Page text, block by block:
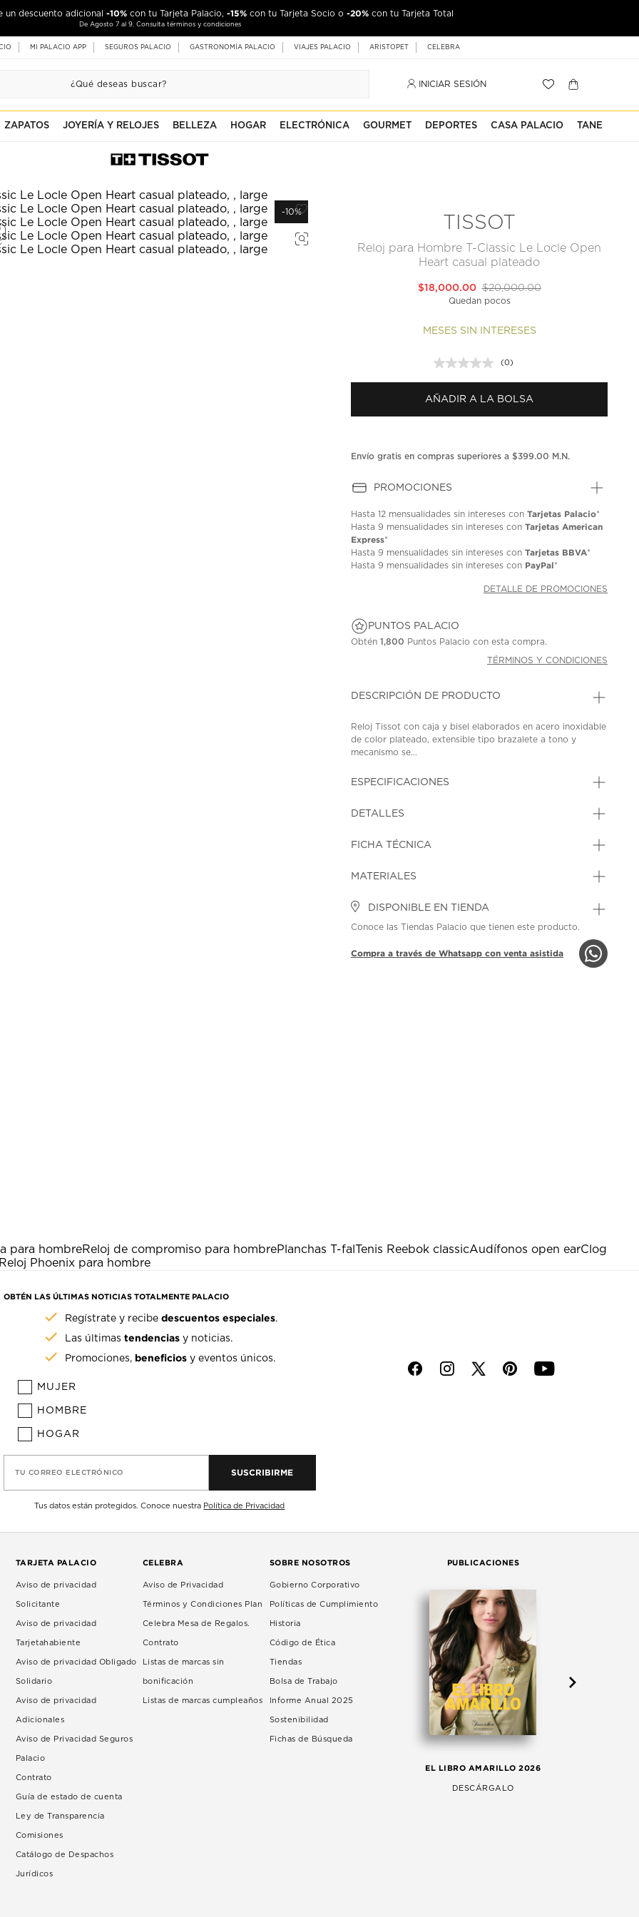
un descuento adicional -10% con tu Tarjeta Palacio, -15% con tu Tarjeta Socio o -20% con tu Tarjeta Total
De Agosto 7 al 9. Consulta términos y condiciones
MI PALACIO APP SEGUROS PALACIO GASTRONOMÍA PALACIO VIAJES PALACIO ARISTOPET CELEBRA
INICIAR SESIÓN
ZAPATOS JOYERÍA Y RELOJES BELLEZA HOGAR ELECTRÓNICA GOURMET DEPORTES CASA PALACIO TANE
-10%
TISSOT
Reloj para Hombre T-Classic Le Locle Open
Heart casual plateado
$20,000.00
$18,000.00
Quedan pocos
MESES SIN INTERESES
Sin
puntuación.
en
la
(0)
AÑADIR A LA BOLSA
Envío gratis en compras superiores a $399.00 M.N.
PROMOCIONES
Hasta12 mensualidades sin intereses conTarjetas Palacio*
Hasta9 mensualidades sin intereses conTarjetas American
Express*
Hasta9 mensualidades sin intereses conTarjetas BBVA*
Hasta9 mensualidades sin intereses con PayPal*
DETALLE DE PROMOCIONES
PUNTOS PALACIO
Obtén1,800 Puntos Palacio con esta compra.
TÉRMINOS Y CONDICIONES
DESCRIPCIÓN DE PRODUCTO
Reloj Tissot con caja y bisel elaborados en acero inoxidable
de color plateado, extensible tipo brazalete a tono y
mecanismo se...
ESPECIFICACIONES
DETALLES
FICHA TÉCNICA
MATERIALES
DISPONIBLE EN TIENDA
Conoce las Tiendas Palacio que tienen este producto.
Compra a través de Whatsapp con venta asistida
para hombreReloj de compromiso para hombrePlanchas T-fal Tenis Reebok classicAudífonos open earClog
Reloj Phoenix para hombre
OBTÉN LAS ÚLTIMAS NOTICIAS TOTALMENTE PALACIO
Regístrate y recibedescuentos especiales.
Las últimastendencias y noticias.
Promociones, beneficios y eventos únicos.
MUJER
HOMBRE
HOGAR
TU CORREO ELECTRÓNICO SUSCRIBIRME
Tus datos están protegidos. Conoce nuestra Política de Privacidad
f i p y
TARJETA PALACIO
Aviso de privacidad
Solicitante
Aviso de privacidad
Tarjetahabiente
Aviso de privacidad Obligado
Solidario
Aviso de privacidad
Adicionales
Aviso de Privacidad Seguros
Palacio
Contrato
Guía de estado de cuenta
Ley de Transparencia
Comisiones
Catálogo de Despachos
Jurídicos
CELEBRA
Aviso de Privacidad
Términos y Condiciones Plan
Celebra Mesa de Regalos.
Contrato
Listas de marcas sin
bonificación
Listas de marcas cumpleaños
SOBRE NOSOTROS
Gobierno Corporativo
Políticas de Cumplimiento
Historia
Código de Ética
Tiendas
Bolsa de Trabajo
Informe Anual 2025
Sostenibilidad
Fichas de Búsqueda
PUBLICACIONES
EL LIBRO AMARILLO 2026
DESCÁRGALO